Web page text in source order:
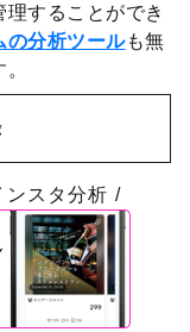
することができ
の分析ツールも無
ンスタ分析 /